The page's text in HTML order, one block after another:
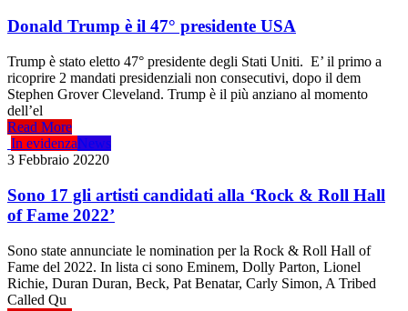
Donald Trump è il 47° presidente USA
Trump è stato eletto 47° presidente degli Stati Uniti. E’ il primo a
ricoprire 2 mandati presidenziali non consecutivi, dopo il dem
Stephen Grover Cleveland. Trump è il più anziano al momento
dell’el
Read More
In evidenzaNews
3 Febbraio 20220
Sono 17 gli artisti candidati alla ‘Rock & Roll Hall
of Fame 2022’
Sono state annunciate le nomination per la Rock & Roll Hall of
Fame del 2022. In lista ci sono Eminem, Dolly Parton, Lionel
Richie, Duran Duran, Beck, Pat Benatar, Carly Simon, A Tribed
Called Qu